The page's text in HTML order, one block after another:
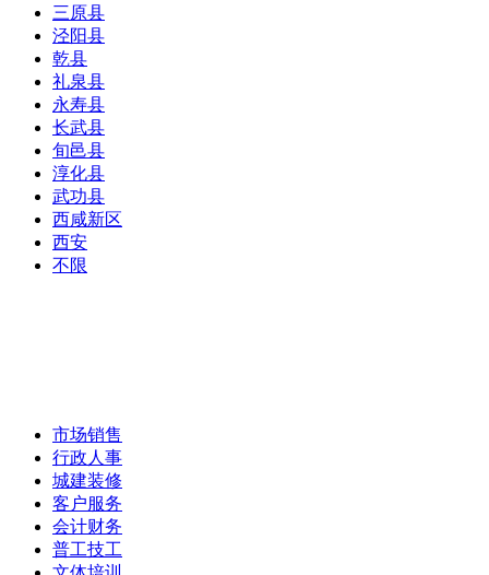
三原县
泾阳县
乾县
礼泉县
永寿县
长武县
旬邑县
淳化县
武功县
西咸新区
西安
不限
市场销售
行政人事
城建装修
客户服务
会计财务
普工技工